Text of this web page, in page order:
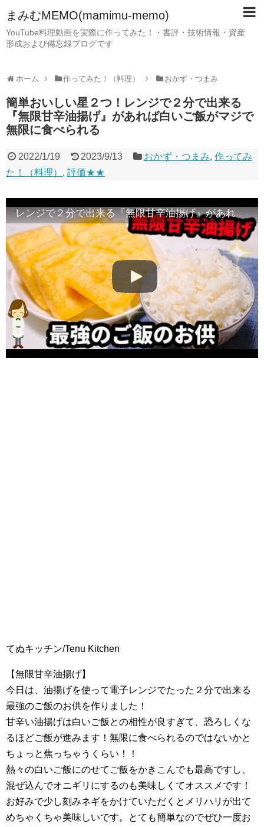
まみむMEMO(mamimu-memo)
YouTube料理動画を実際に作ってみた！・書評・技術情報・資産
形成および備忘録ブログです
ホーム 作ってみた！（料理） おかず・つまみ
簡単おいしい星２つ！レンジで２分で出来る
『無限甘辛油揚げ』があれば白いご飯がマジで
無限に食べられる
2022/1/19 2023/9/13 おかず・つまみ,作ってみ
た！（料理） , 評価★★
レンジで２分で出来る『無限甘辛油揚げ』があれば白いご飯がマジで無限に食べられる!Sweet&spicy fried tofu
てぬキッチン/Tenu Kitchen
【無限甘辛油揚げ】
今日は、油揚げを使って電子レンジでたった２分で出来る
最強のご飯のお供を作りました！
甘辛い油揚げは白いご飯との相性が良すぎて、恐ろしくな
るほどご飯が進みます！無限に食べられるのではないかと
ちょっと焦っちゃうくらい！！
熱々の白いご飯にのせてご飯をかきこんでも最高ですし、
混ぜ込んでオニギリにするのも美味しくてオススメです！
お好みで少し刻みネギをかけていただくとメリハリが出て
めちゃくちゃ美味しいです。とても簡単なのでぜひ一度お